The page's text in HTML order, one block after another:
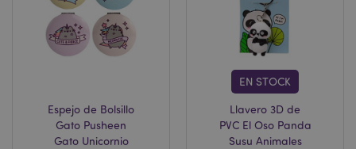
Espejo de Bolsillo
Gato Pusheen
Gato Unicornio
EN STOCK
Llavero 3D de
PVC El Oso Panda
Susu Animales